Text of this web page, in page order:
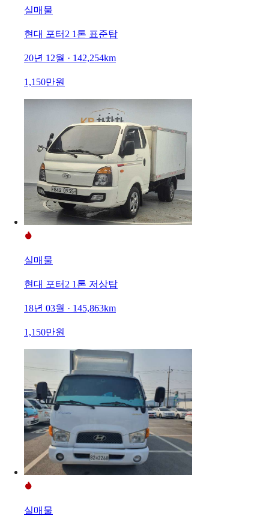
실매물
현대 포터2 1톤 표준탑
20년 12월 · 142,254km
1,150만원
실매물
현대 포터2 1톤 저상탑
18년 03월 · 145,863km
1,150만원
실매물